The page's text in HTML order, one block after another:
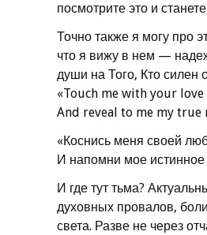
посмотрите это и
Точно также я могу про
что я вижу в нем —
души на Того, Кто силен
«Touch me with your love
And reveal to me my true
«Коснись меня своей
И напомни мое
И где тут тьма?
духовных провалов,
света. Разве не через